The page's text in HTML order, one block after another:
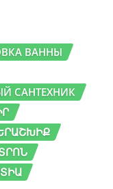
ВАННЫ
САНТЕХНИК